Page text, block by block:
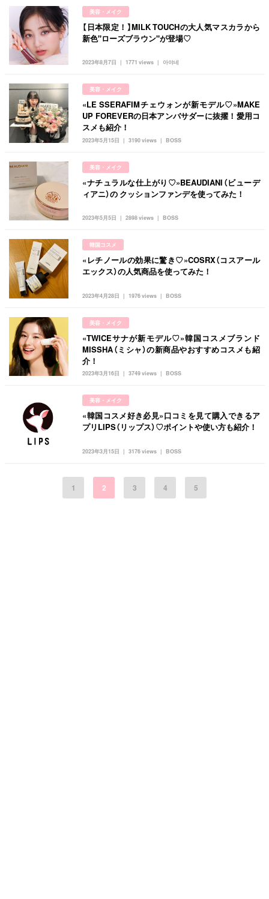
美容・メイク
2023年8月7日 아야네
1771 views
【日本限定！】MILK TOUCHの大人気マスカラから
新色"ローズブラウン"が登場♡
美容・メイク
2023年5月15日 BOSS
3190 views
«LE SSERAFIMチェウォンが新モデル♡»MAKE
UP FOREVERの日本アンバサダーに抜擢！愛用コ
スメも紹介！
美容・メイク
2023年5月5日 BOSS
2898 views
«ナチュラルな仕上がり♡»BEAUDIANI（ビューデ
ィアニ）の クッションファンデを使ってみた！
韓国コスメ
2023年4月28日 BOSS
1976 views
«レチノールの効果に驚き♡»COSRX（コスアール
エックス）の人気商品を使ってみた！
美容・メイク
2023年3月16日 BOSS
3749 views
«TWICEサナが新モデル♡»韓国コスメブランド
MISSHA（ミシャ）の新商品やおすすめコスメも紹
介！
美容・メイク
2023年3月15日 BOSS
3176 views
«韓国コスメ好き必見»口コミを見て購入できるア
プリLIPS（リップス）♡ポイントや使い方も紹介！
1 2 3 4 5